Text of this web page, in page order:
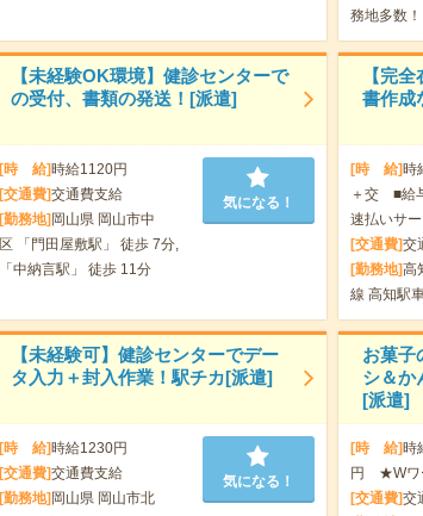
務地多数！
【未経験OK環境】健診センターで
の受付、書類の発送！[派遣]
[時 給]時給1120円
[交通費]交通費支給
[勤務地] 岡山県 岡山市中
区 「門田屋敷駅」 徒歩 7分,
「中納言駅」 徒歩 11分
気になる！
【完
書作成
[時 給]時
＋交 ■給
速払いサ
[交通費]交
[勤務地]高
線 高知駅
【未経験可】健診センターでデー
タ入力＋封入作業！駅チカ[派遣]
[時 給]時給1230円
[交通費]交通費支給
[勤務地] 岡山県 岡山市北
気になる！
お菓子
シ＆か
[派遣]
[時 給]時
円 ★Wワ
[交通費]交